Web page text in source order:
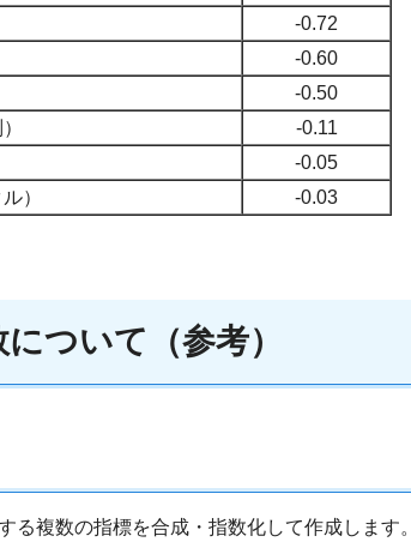
-0.72
-0.60
-0.50
-0.11
-0.05
）
-0.03
ついて（参考）
る複数の指標を合成・指数化して作成します。